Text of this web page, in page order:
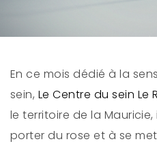
En ce mois dédié à la
sein, Le Centre du sein Le
le territoire de la
porter du rose et à se